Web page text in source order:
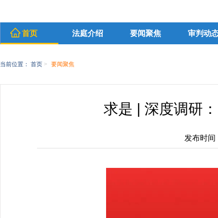
首页 法庭介绍 要闻聚焦 审判动
当前位置： 首页 > 要闻聚焦
求是 | 深度调研
发布时间